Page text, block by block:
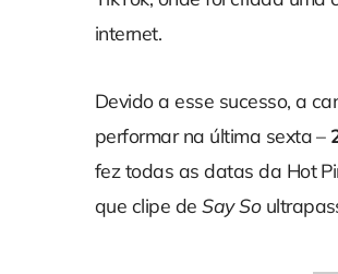
internet.
Devido a esse sucesso, a
performar na última sexta –
fez todas as datas da Hot
que clipe deSay So